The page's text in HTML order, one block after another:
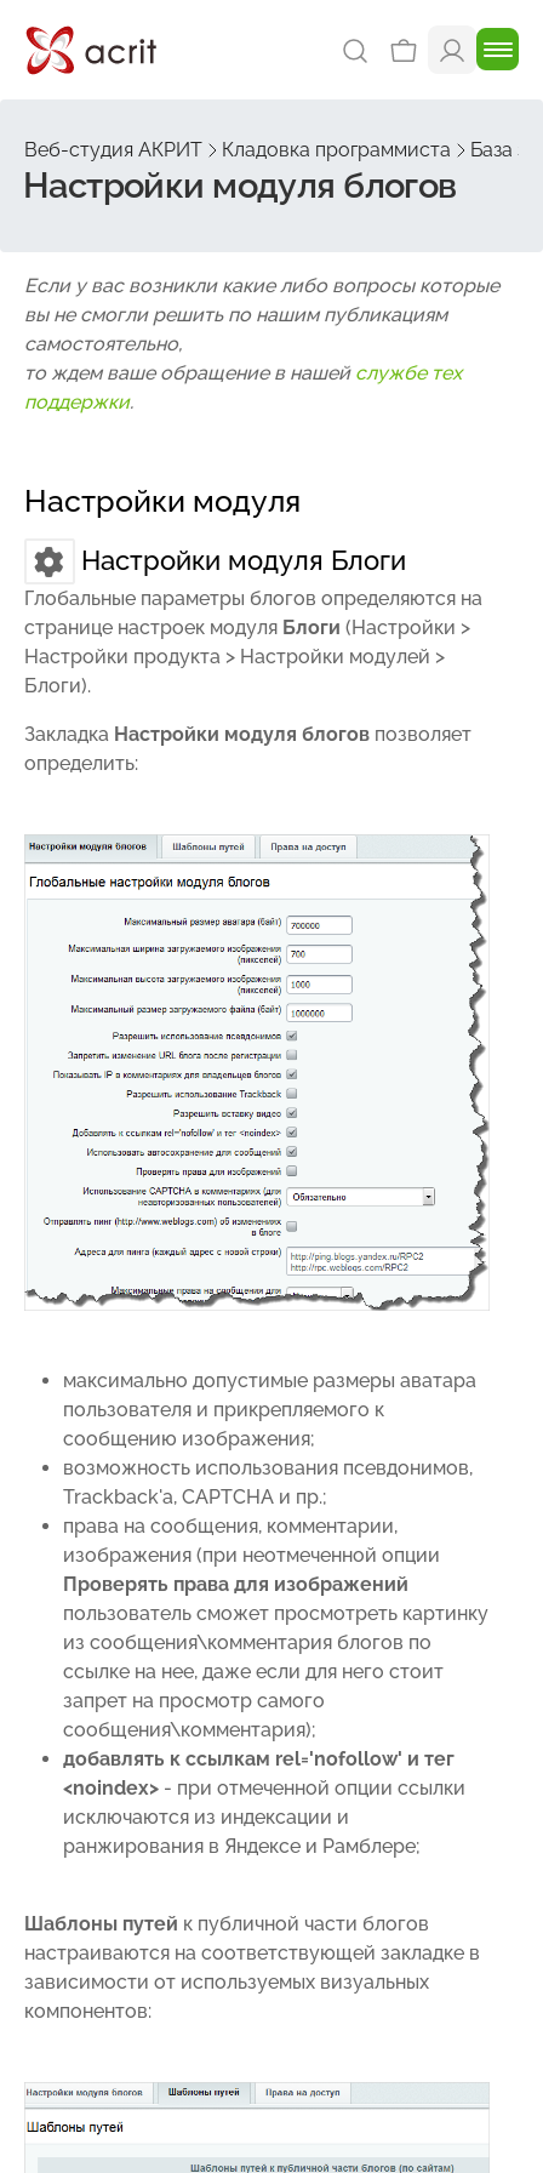
Веб-студия АКРИТ Кладовка программиста База
Настройки модуля блогов
Если у вас возникли какие либо вопросы которые
вы не смогли решить по нашим публикациям
самостоятельно,
то ждем ваше обращение в нашей службе тех
поддержки.
Настройки модуля
Настройки модуля Блоги
Глобальные параметры блогов определяются на
странице настроек модуля Блоги (Настройки >
Настройки продукта > Настройки модулей >
Блоги).
Закладка Настройки модуля блогов позволяет
определить:
максимально допустимые размеры аватара
пользователя и прикрепляемого к
сообщению изображения;
возможность использования псевдонимов,
Trackback'а, CAPTCHA и пр.;
права на сообщения, комментарии,
изображения (при неотмеченной опции
Проверять права для изображений
пользователь сможет просмотреть картинку
из сообщения\комментария блогов по
ссылке на нее, даже если для него стоит
запрет на просмотр самого
сообщения\комментария);
добавлять к ссылкам rel='nofollow' и тег
<noindex> - при отмеченной опции ссылки
исключаются из индексации и
ранжирования в Яндексе и Рамблере;
Шаблоны путей к публичной части блогов
настраиваются на соответствующей закладке в
зависимости от используемых визуальных
компонентов: